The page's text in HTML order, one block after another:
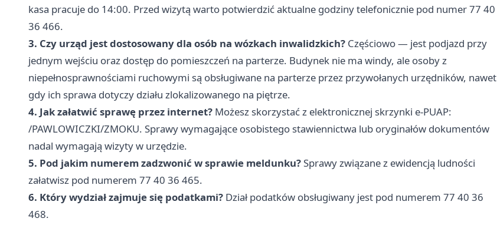
kasa pracuje do 14:00. Przed wizytą warto potwierdzić aktualne godziny telefonicznie pod numer 77 40
36 466.
3. Czy urząd jest dostosowany dla osób na wózkach inwalidzkich? Częściowo — jest podjazd przy
jednym wejściu oraz dostęp do pomieszczeń na parterze. Budynek nie ma windy, ale osoby z
niepełnosprawnościami ruchowymi są obsługiwane na parterze przez przywołanych urzędników, nawet
gdy ich sprawa dotyczy działu zlokalizowanego na piętrze.
4. Jak załatwić sprawę przez internet? Możesz skorzystać z elektronicznej skrzynki e-PUAP:
/PAWLOWICZKI/ZMOKU. Sprawy wymagające osobistego stawiennictwa lub oryginałów dokumentów
nadal wymagają wizyty w urzędzie.
5. Pod jakim numerem zadzwonić w sprawie meldunku?Sprawy związane z ewidencją ludności
załatwisz pod numerem 77 40 36 465.
6. Który wydział zajmuje się podatkami? Dział podatków obsługiwany jest pod numerem 77 40 36
468.